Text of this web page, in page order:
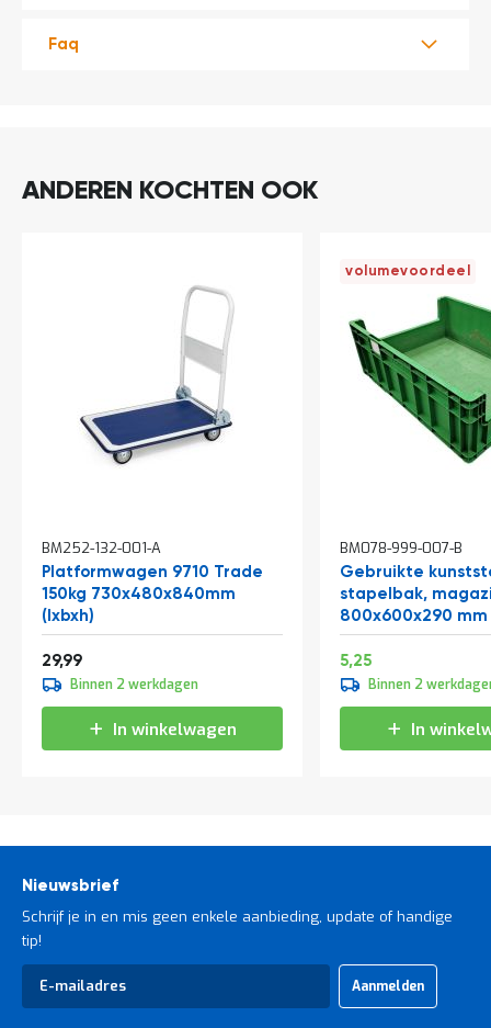
Faq
ANDEREN KOCHTEN OOK
BM252-132-001-A
Platformwagen 9710 Trade
150kg 730x480x840mm
(lxbxh)
29,99
winkelwagen
Binnen 2 werkdagen
In winkelwagen
volumevoordeel
BM078-999-007-B
Gebruikte
stapelbak,
800x600x290 mm
groen
Speciale
prijs
5,25
winkelwagen
Binnen 2
In
Nieuwsbrief
Schrijf je in en mis geen enkele aanbieding, update of handige
tip!
Abonneer
op
Aanmelden